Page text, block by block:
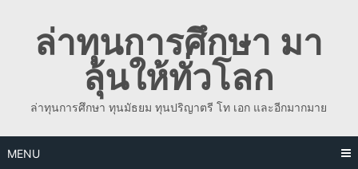
contentล่าทุนการศึกษา มา
ลุ้นให้ทั่วโลก
ล่าทุนการศึกษา ทุนมัธยม ทุนปริญาตรี โท เอก และอีกมากมาย
MENU